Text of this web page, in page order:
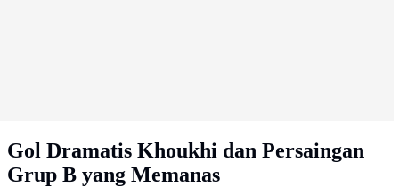
Gol Dramatis Khoukhi dan Persaingan
Grup B yang Memanas